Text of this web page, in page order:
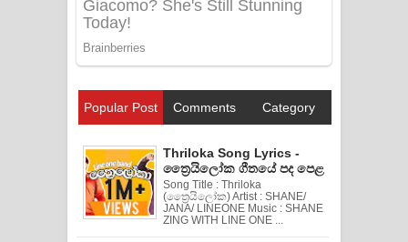
Popular Post Comments Category
Thriloka Song Lyrics -
ත්‍රෛයිලෝක ගීතයේ පද පෙළ
Song Title : Thriloka
(ත්‍රෛයිලෝක) Artist : SHANE/
JANA/ LINEONE Music : SHANE
ZING WITH LINE ONE ...